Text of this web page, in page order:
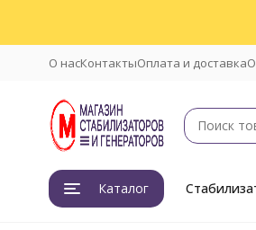
О насКонтактыОплата и доставка
Каталог